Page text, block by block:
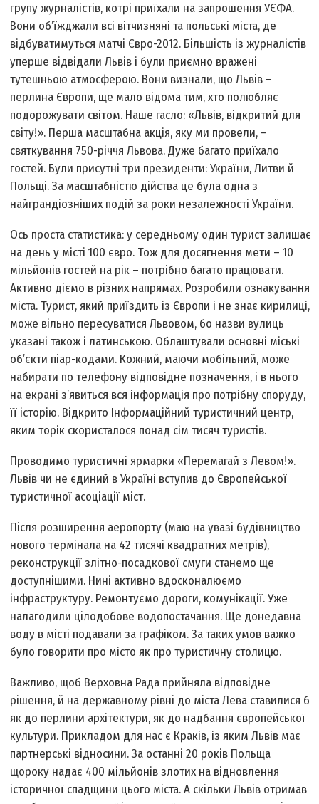
групу журналістів, котрі приїхали на запрошення УЄФА.
Вони об’їжджали всі вітчизняні та польські міста, де
відбуватимуться матчі Євро-2012. Більшість із журналістів
уперше відвідали Львів і були приємно вражені
тутешньою атмосферою. Вони визнали, що Львів –
перлина Європи, ще мало відома тим, хто полюбляє
подорожувати світом. Наше гасло: «Львів, відкритий для
світу!». Перша масштабна акція, яку ми провели, –
святкування 750-річчя Львова. Дуже багато приїхало
гостей. Були присутні три президенти: України, Литви й
Польщі. За масштабністю дійства це була одна з
найграндіозніших подій за роки незалежності України.
Ось проста статистика: у середньому один турист залишає
на день у місті 100 євро. Тож для досягнення мети – 10
мільйонів гостей на рік – потрібно багато працювати.
Активно діємо в різних напрямах. Розробили ознакування
міста. Турист, який приїздить із Європи і не знає кирилиці,
може вільно пересуватися Львовом, бо назви вулиць
указані також і латинською. Облаштували основні міські
об’єкти піар-кодами. Кожний, маючи мобільний, може
набирати по телефону відповідне позначення, і в нього
на екрані з’явиться вся інформація про потрібну споруду,
її історію. Відкрито Інформаційний туристичний центр,
яким торік скористалося понад сім тисяч туристів.
Проводимо туристичні ярмарки «Перемагай з Левом!».
Львів чи не єдиний в Україні вступив до Європейської
туристичної асоціації міст.
Після розширення аеропорту (маю на увазі будівництво
нового термінала на 42 тисячі квадратних метрів),
реконструкції злітно-посадкової смуги станемо ще
доступнішими. Нині активно вдосконалюємо
інфраструктуру. Ремонтуємо дороги, комунікації. Уже
налагодили цілодобове водопостачання. Ще донедавна
воду в місті подавали за графіком. За таких умов важко
було говорити про місто як про туристичну столицю.
Важливо, щоб Верховна Рада прийняла відповідне
рішення, й на державному рівні до міста Лева ставилися б
як до перлини архітектури, як до надбання європейської
культури. Прикладом для нас є Краків, із яким Львів має
партнерські відносини. За останні 20 років Польща
щороку надає 400 мільйонів злотих на відновлення
історичної спадщини цього міста. А скільки Львів отримав